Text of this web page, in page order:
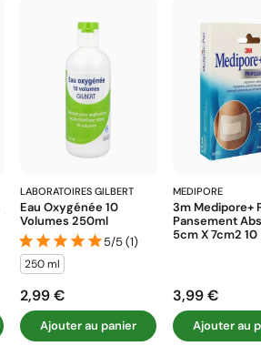
LABORATOIRES GILBERT
Eau Oxygénée 10
Volumes 250ml
5/5 (1)
250 ml
Prix
2,99 €
Ajouter au panier
MEDIPORE
3m Medipore+
Pansement
5cm X 7cm2 10
Prix
3,99 €
Ajouter au